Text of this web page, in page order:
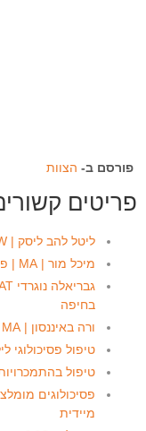
פורסם ב- הצוות
פריטים
ליטל להב ליסק | MSW | מטפלת זוגית, מכון טמיר בצפון
מיכל מור | MA | פסיכולוגית קלינית מומחית | מכון טמיר
בחיפה
ורה באיננסון | MA | מטפלת בגישת CBT בקריית מוצקין
טיפול פסיכולוגי
טיפול בהתמכרויות
פסיכולוגים
מיידית